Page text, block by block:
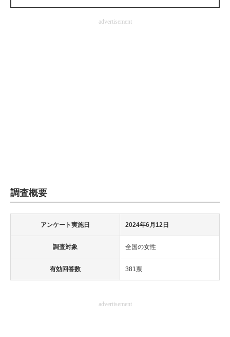
企業向けIT製品の総合サイト
ちょっと気になるネットの話題
advertisement
調査概要
アンケート実施日 2024年6月12日
調査対象 全国の女性
有効回答数 381票
advertisement